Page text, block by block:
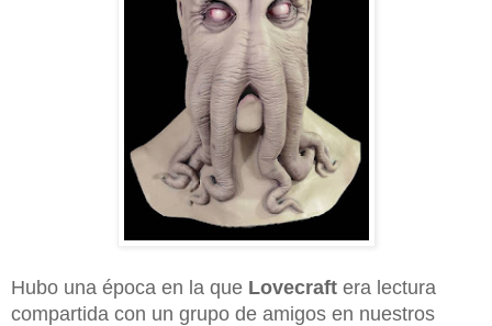
Hubo una época en la que Lovecraft era lectura
compartida con un grupo de amigos en nuestros